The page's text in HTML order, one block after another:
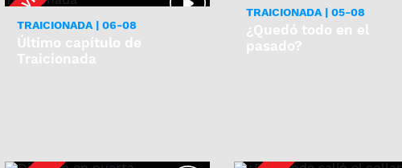
TRAICIONADA | 06-08
Último capítulo de
Traicionada
TRAICIONADA | 05-08
¿Quedó todo en el
pasado?